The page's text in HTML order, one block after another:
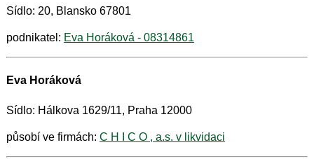
Sídlo: 20, Blansko 67801
podnikatel: Eva Horáková - 08314861
Eva Horáková
Sídlo: Hálkova 1629/11, Praha 12000
působí ve firmách: C H I C O , a.s. v likvidaci